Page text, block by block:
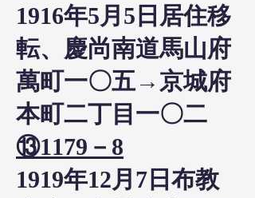
1916年5月5日居住移
転、慶尚南道馬山府
萬町一〇五→京城府
本町二丁目一〇二
⑬1179－8
1919年12月7日布教